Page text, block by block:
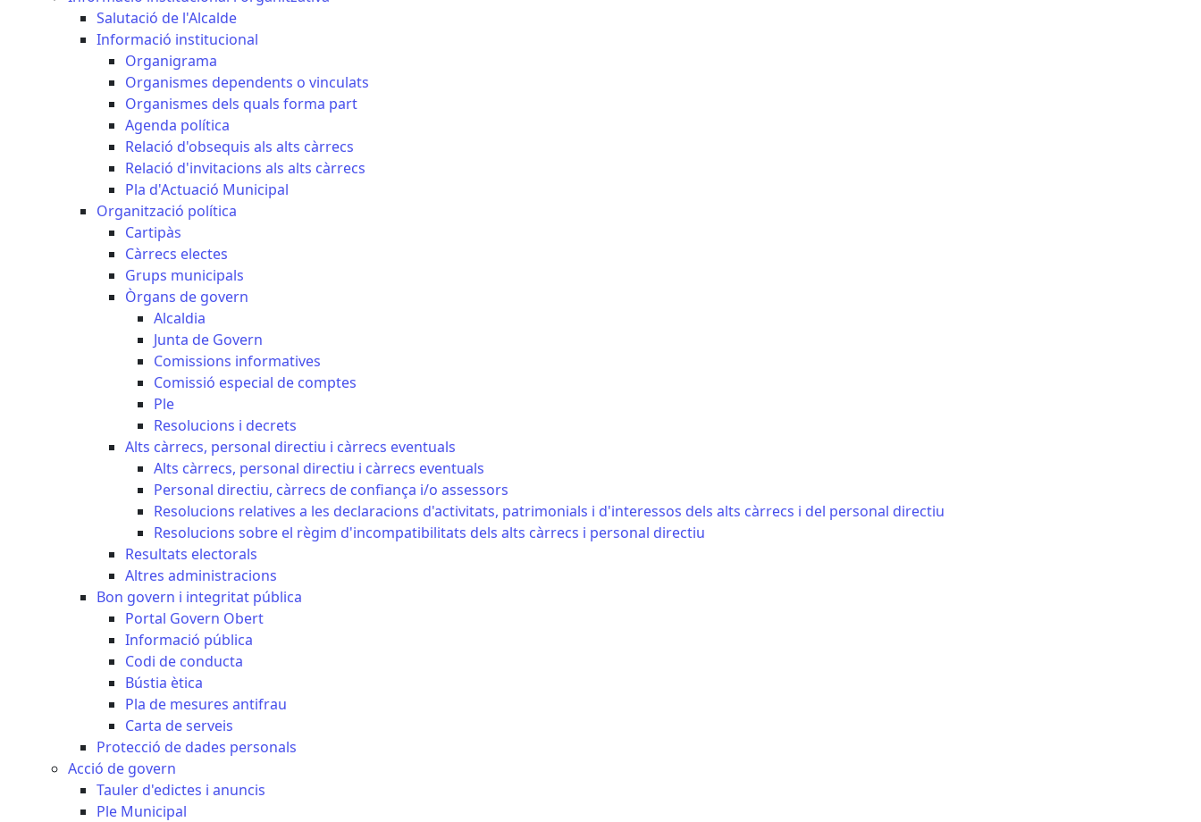
Salutació de l'Alcalde
Informació institucional
Organigrama
Organismes dependents o vinculats
Organismes dels quals forma part
Agenda política
Relació d'obsequis als alts càrrecs
Relació d'invitacions als alts càrrecs
Pla d'Actuació Municipal
Organització política
Cartipàs
Càrrecs electes
Grups municipals
Òrgans de govern
Alcaldia
Junta de Govern
Comissions informatives
Comissió especial de comptes
Ple
Resolucions i decrets
Alts càrrecs, personal directiu i càrrecs eventuals
Alts càrrecs, personal directiu i càrrecs eventuals
Personal directiu, càrrecs de confiança i/o assessors
Resolucions relatives a les declaracions d'activitats, patrimonials i d'interessos dels alts càrrecs i del personal directiu
Resolucions sobre el règim d'incompatibilitats dels alts càrrecs i personal directiu
Resultats electorals
Altres administracions
Bon govern i integritat pública
Portal Govern Obert
Informació pública
Codi de conducta
Bústia ètica
Pla de mesures antifrau
Carta de serveis
Protecció de dades personals
Acció de govern
Tauler d'edictes i anuncis
Ple Municipal